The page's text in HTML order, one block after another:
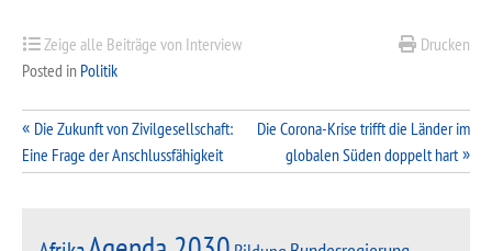
Drucken
Zeige alle Beiträge von Interview
Posted in Politik
Beitragsnavigation
Die Zukunft von Zivilgesellschaft:
Eine Frage der Anschlussfähigkeit
Die Corona-Krise trifft die Länder im
globalen Süden doppelt hart